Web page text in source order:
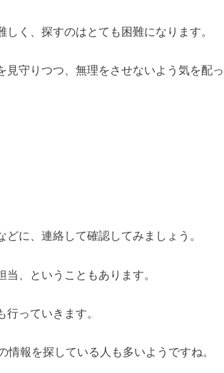
く、探すのはとても困難になります。
守りつつ、無理をさせないよう気を配っ
に、連絡して確認してみましょう。
、ということもあります。
っていきます。
報を探している人も多いようですね。